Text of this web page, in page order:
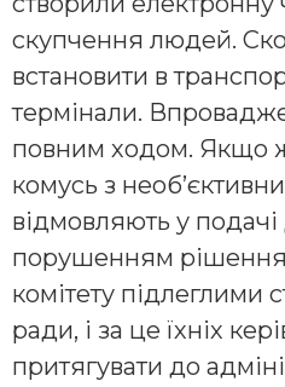
скупчення людей.
встановити в
термінали.
повним ходом. Якщо
комусь з
відмовляють у подачі
порушенням рішення
комітету підлеглими
ради, і за це їхніх
притягувати до